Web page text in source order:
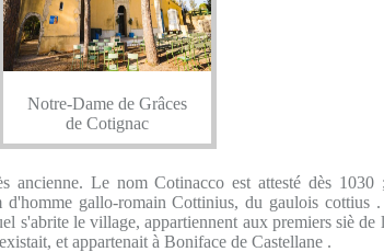
Notre-Dame de Grâces
de Cotignac
ancienne. Le nom Cotinacco est attesté dès 1030
gallo-romain Cottinius, du gaulois cottius
s'abrite le village, appartiennent aux premiers siè de
et appartenait à Boniface de Castellane .